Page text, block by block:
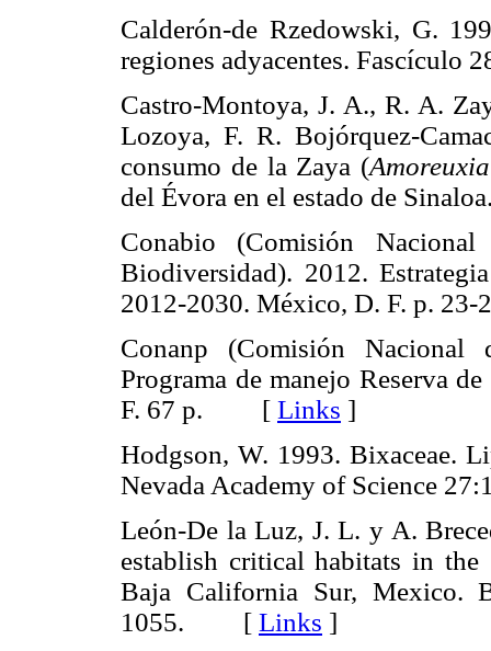
Calderón-de Rzedowski, G.
regiones adyacentes. Fascículo
Castro-Montoya, J. A., R. A.
Lozoya, F. R. Bojórquez-
consumo de la Zaya (Amoreuxia
del Évora en el estado de
Conabio (Comisión
Biodiversidad). 2012.
2012-2030. México, D. F. p.
Conanp (Comisión Nacional
Programa de manejo Reserva
F. 67 p. [ Links ]
Hodgson, W. 1993. Bixaceae.
Nevada Academy of Science
León-De la Luz, J. L. y A.
establish critical habitats in the
Baja California Sur, Mexico.
1055. [ Links ]